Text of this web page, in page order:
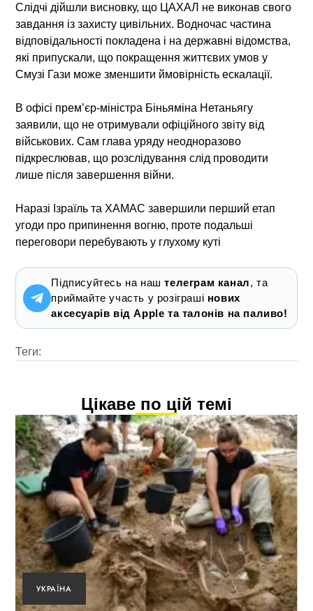
Слідчі дійшли висновку, що ЦАХАЛ не виконав свого
завдання із захисту цивільних. Водночас частина
відповідальності покладена і на державні відомства,
які припускали, що покращення життєвих умов у
Смузі Гази може зменшити ймовірність ескалації.
В офісі прем’єр-міністра Біньяміна Нетаньягу
заявили, що не отримували офіційного звіту від
військових. Сам глава уряду неодноразово
підкреслював, що розслідування слід проводити
лише після завершення війни.
Наразі Ізраїль та ХАМАС завершили перший етап
угоди про припинення вогню, проте подальші
переговори перебувають у глухому куті
Підписуйтесь на наштелеграм канал, та
приймайте участь у розіграші нових
аксесуарів від Apple та талонів на паливо!
Теги:
Цікаве по цій темі
УКРАЇНА